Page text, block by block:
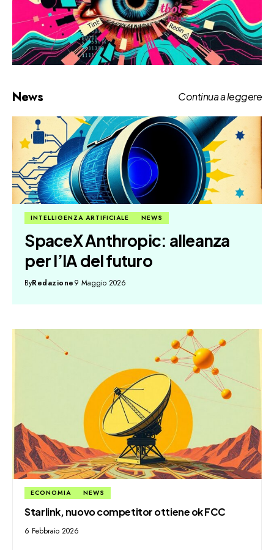
News Continua a leggere
INTELLIGENZA ARTIFICIALE NEWS
SpaceX Anthropic: alleanza
per l’IA del futuro
ByRedazione9 Maggio 2026
ECONOMIA NEWS
Starlink, nuovo competitor ottiene ok FCC
6 Febbraio 2026